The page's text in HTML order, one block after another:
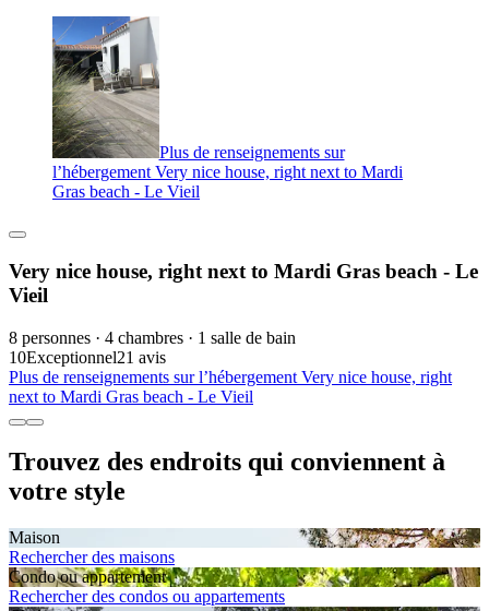
Plus de renseignements sur
l’hébergement Very nice house, right next to Mardi
Gras beach - Le Vieil
Very nice house, right next to Mardi Gras beach - Le
Vieil
8 personnes · 4 chambres · 1 salle de bain
10Exceptionnel21 avis
Plus de renseignements sur l’hébergement Very nice house, right
next to Mardi Gras beach - Le Vieil
Trouvez des endroits qui conviennent à
votre style
Maison
Rechercher des maisons
Condo ou appartement
Rechercher des condos ou appartements